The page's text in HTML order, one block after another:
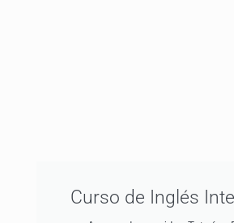
Curso de Inglés